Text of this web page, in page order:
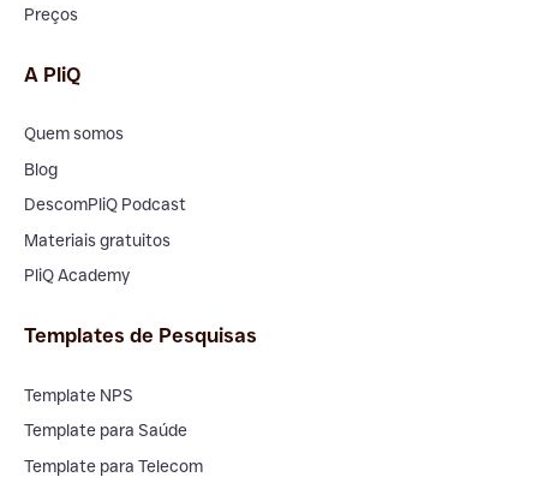
Preços
A PliQ
Quem somos
Blog
DescomPliQ Podcast
Materiais gratuitos
PliQ Academy
Templates de Pesquisas
Template NPS
Template para Saúde
Template para Telecom